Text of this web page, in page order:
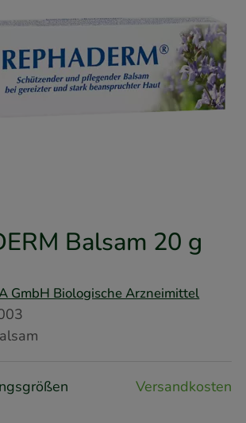
Balsam 20 g
GmbH Biologische Arzneimittel
Versandkosten